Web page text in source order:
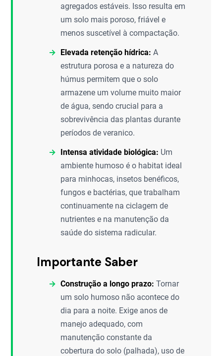
agregados estáveis. Isso resulta em
um solo mais poroso, friável e
menos suscetível à compactação.
Elevada retenção hídrica: A
estrutura porosa e a natureza do
húmus permitem que o solo
armazene um volume muito maior
de água, sendo crucial para a
sobrevivência das plantas durante
períodos de veranico.
Intensa atividade biológica: Um
ambiente humoso é o habitat ideal
para minhocas, insetos benéficos,
fungos e bactérias, que trabalham
continuamente na ciclagem de
nutrientes e na manutenção da
saúde do sistema radicular.
Importante Saber
Construção a longo prazo: Tornar
um solo humoso não acontece do
dia para a noite. Exige anos de
manejo adequado, com
manutenção constante da
cobertura do solo (palhada), uso de